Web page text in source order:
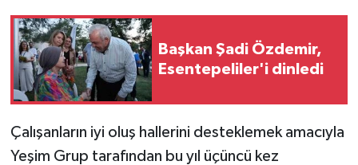
Başkan Şadi Özdemir,
Esentepeliler'i dinledi
Çalışanların iyi oluş hallerini desteklemek amacıyla
Yeşim Grup tarafından bu yıl üçüncü kez
GENEL
GÜNDEM
Güvenlik
HABERDE İNSAN